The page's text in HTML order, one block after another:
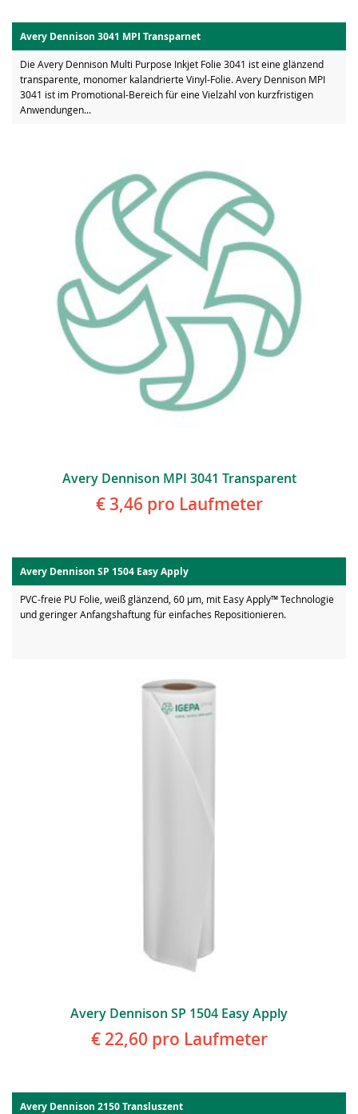
Avery Dennison 3041 MPI Transparnet
Die Avery Dennison Multi Purpose Inkjet Folie 3041 ist eine glänzend
transparente, monomer kalandrierte Vinyl-Folie. Avery Dennison MPI
3041 ist im Promotional-Bereich für eine Vielzahl von kurzfristigen
Anwendungen...
Avery Dennison MPI 3041 Transparent
€ 3,46 pro Laufmeter
Avery Dennison SP 1504 Easy Apply
PVC-freie PU Folie, weiß glänzend, 60 µm, mit Easy Apply™ Technologie
und geringer Anfangshaftung für einfaches Repositionieren.
Avery Dennison SP 1504 Easy Apply
€ 22,60 pro Laufmeter
Avery Dennison 2150 Transluszent